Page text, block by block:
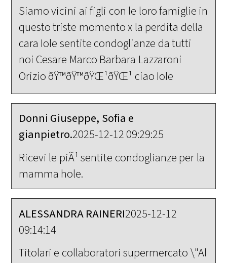
Siamo vicini ai figli con le loro famiglie in
questo triste momento x la perdita della
cara Iole sentite condoglianze da tutti
noi Cesare Marco Barbara Lazzaroni
Orizio ðŸ™ðŸ™ðŸŒ¹ðŸŒ¹ ciao Iole
Donni Giuseppe, Sofia e
gianpietro.2025-12-12 09:29:25
Ricevi le piÃ¹ sentite condoglianze per la
mamma hole.
ALESSANDRA RAINERI2025-12-12
09:14:14
Titolari e collaboratori supermercato \"Al